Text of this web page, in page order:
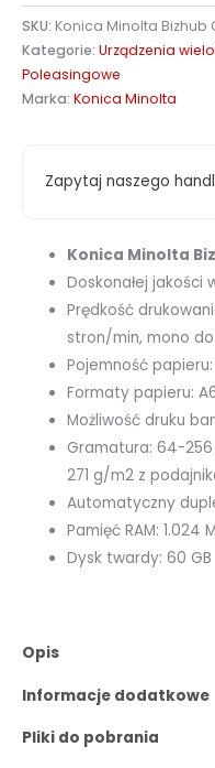
SKU: Konica Minolta Bizhub
Kategorie: Urządzenia
Poleasingowe
Marka: Konica Minolta
Zapytaj naszego
Konica Minolta
Doskonałej jakości
Prędkość
stron/min, mono
Pojemność
Formaty papieru:
Możliwość druku
Gramatura: 64-
271 g/m2 z
Automatyczny
Pamięć RAM: 1.024
Dysk twardy: 60 GB
Opis
Informacje dodatkowe
Pliki do pobrania